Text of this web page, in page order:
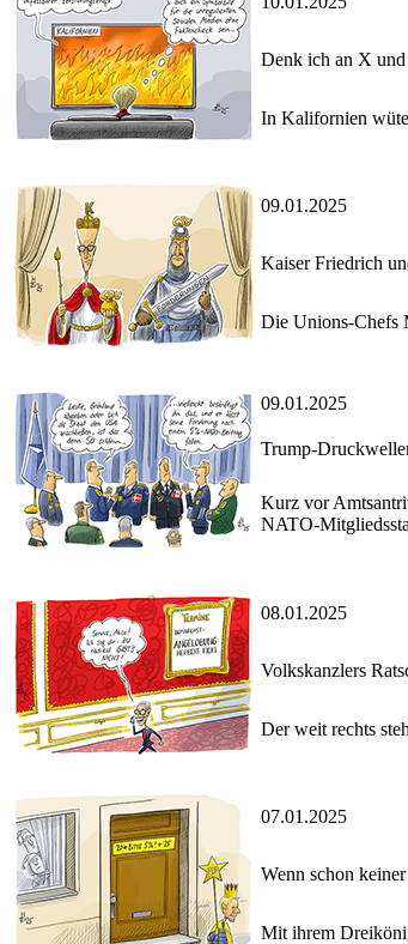
Denk ich an X
In Kalifornien
09.01.2025
Kaiser Friedrich
Die Unions-Chefs
09.01.2025
Trump-
Kurz vor
NATO-
08.01.2025
Volkskanzlers
Der weit rechts
07.01.2025
Wenn schon
Mit ihrem